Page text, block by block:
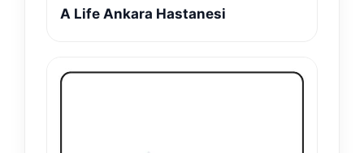
A Life Ankara Hastanesi